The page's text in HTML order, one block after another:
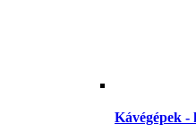
Kávégépek -